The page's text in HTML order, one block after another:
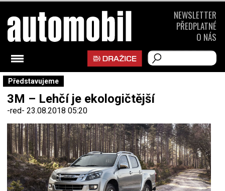
Představujeme
3M – Lehčí je ekologičtější
-red- 23.08.2018 05:20
NEWSLETTER
PŘEDPLATNÉ
O NÁS